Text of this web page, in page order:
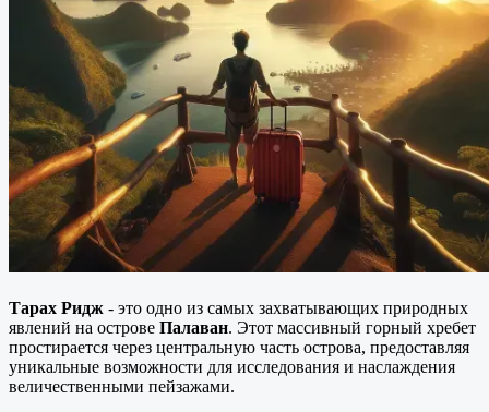
Тарах Ридж - это одно из самых захватывающих природных
явлений на острове Палаван. Этот массивный горный хребет
простирается через центральную часть острова, предоставляя
уникальные возможности для исследования и наслаждения
величественными пейзажами.